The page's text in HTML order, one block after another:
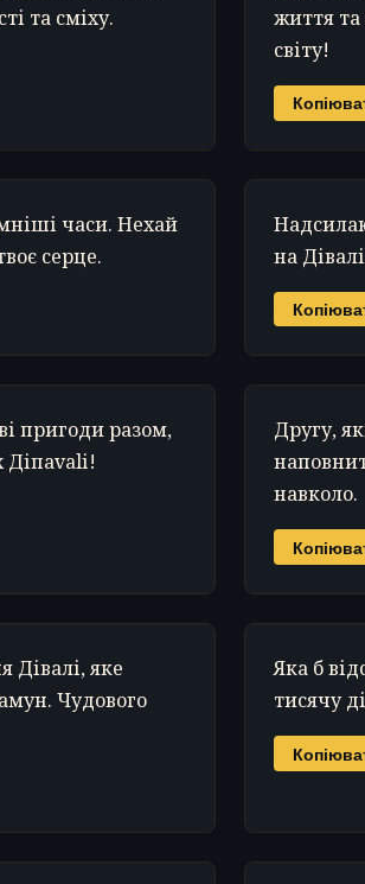
та сміху.
життя та
світу!
часи. Нехай
серце.
на
пригоди разом,
Діпаvalі!
Другу,
навколо.
Дівалі, яке
Чудового
Яка б
тисячу